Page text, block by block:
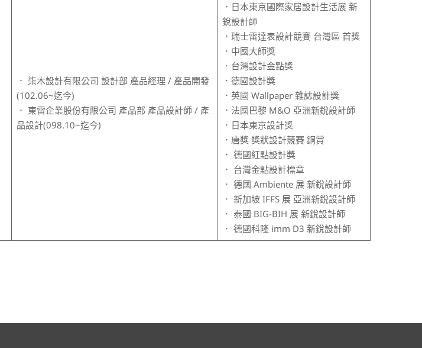
． 柒木設計有限公司 設計部 產品經理 / 產品開發
(102.06~迄今)
． 東雷企業股份有限公司 產品部 產品設計師 / 產
品設計(098.10~迄今)
．日本東京國際家居設計生活展 新
銳設計師
．瑞士雷達表設計競賽 台灣區 首獎
．中國大師獎
．台灣設計金點獎
．德國設計獎
．英國 Wallpaper 雜誌設計獎
．法國巴黎 M&O 亞洲新銳設計師
．日本東京設計獎
．唐獎 獎狀設計競賽 銅賞
． 德國紅點設計獎
． 台灣金點設計標章
． 德國 Ambiente 展 新銳設計師
． 新加坡 IFFS 展 亞洲新銳設計師
． 泰國 BIG-BIH 展 新銳設計師
． 德國科隆 imm D3 新銳設計師